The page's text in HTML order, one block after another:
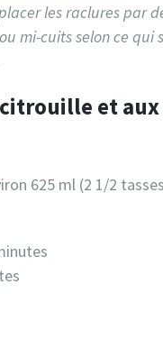
les raclures par
mi-cuits selon ce qui
et aux
625 ml (2 1/2